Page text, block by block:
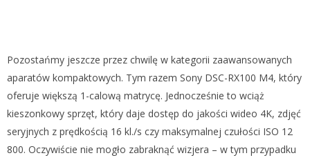
Pozostańmy jeszcze przez chwilę w kategorii zaawansowanych
aparatów kompaktowych. Tym razem Sony DSC-RX100 M4, który
oferuje większą 1-calową matrycę. Jednocześnie to wciąż
kieszonkowy sprzęt, który daje dostęp do jakości wideo 4K, zdjęć
seryjnych z prędkością 16 kl./s czy maksymalnej czułości ISO 12
800. Oczywiście nie mogło zabraknąć wizjera – w tym przypadku